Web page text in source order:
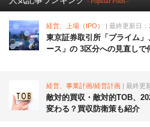
経営、上場（IPO） | 最終更新日
東京証券取引所「プライム
ース」の 3区分への見直しで
経営、事業計画/経営計画 | 最終更
敵対的買収・敵対的TOB、
変わる？買収防衛策も紹介